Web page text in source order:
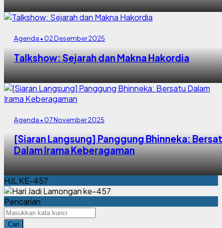
Agenda • 02 Desember 2025
Talkshow: Sejarah dan Makna Hakordia
Agenda • 07 November 2025
[Siaran Langsung] Panggung Bhinneka:
Dalam Irama Keberagaman
HJL KE-457
Pencarian
Cari